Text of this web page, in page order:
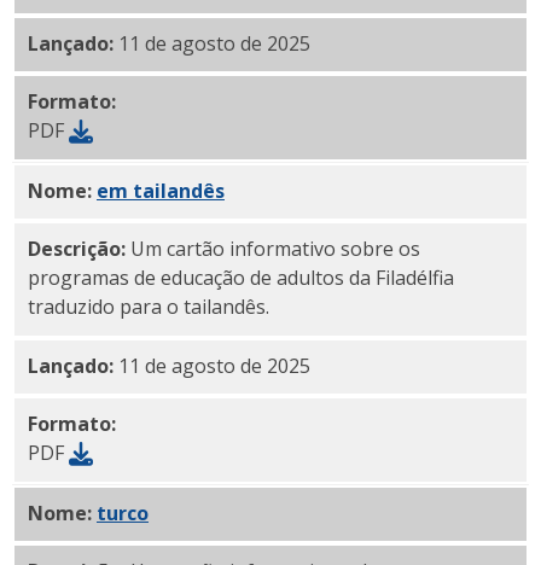
Lançado: 11 de agosto de 2025
Formato:
PDF
Nome: PDF
em tailandês
Descrição: Um cartão informativo sobre os
programas de educação de adultos da Filadélfia
traduzido para o tailandês.
Lançado: 11 de agosto de 2025
Formato:
PDF
Nome: PDF
turco